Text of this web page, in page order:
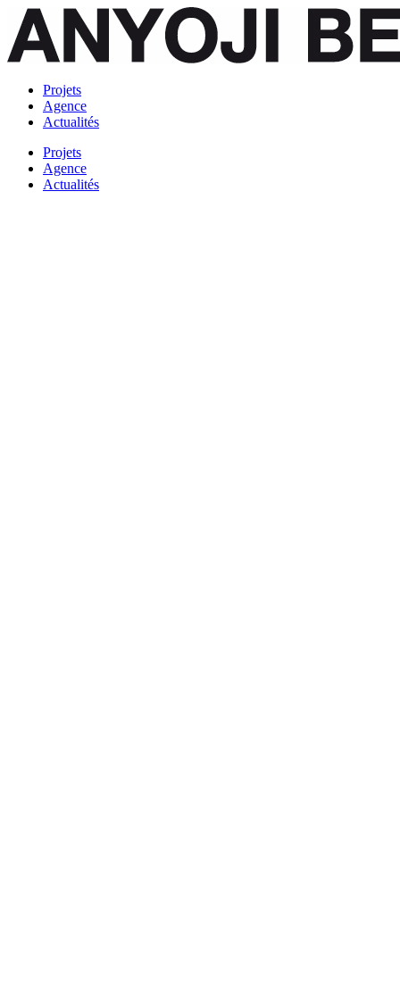
Projets
Agence
Actualités
Projets
Agence
Actualités